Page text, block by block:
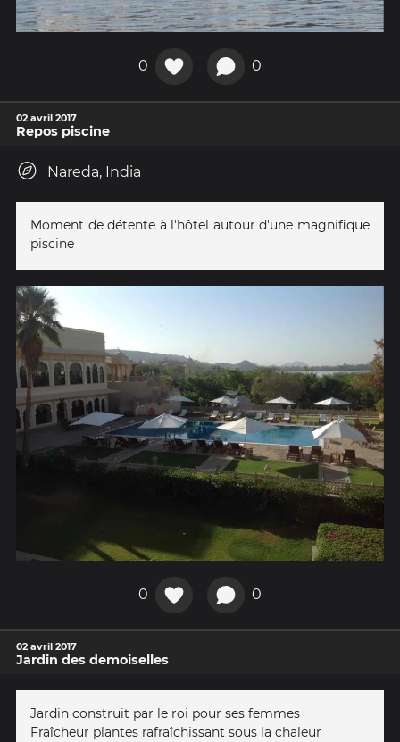
0 0
02 avril 2017
Repos piscine
Nareda, India
Moment de détente à l'hôtel autour d'une magnifique
piscine
0 0
02 avril 2017
Jardin des demoiselles
Jardin construit par le roi pour ses femmes
Fraîcheur plantes rafraîchissant sous la chaleur